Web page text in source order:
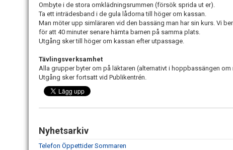
Ombyte i de stora omklädningsrummen (försök sprida ut er).
Ta ett inträdesband i de gula lådorna till höger om kassan.
Man möter upp simläraren vid den bassäng man har sin kurs. Vi
för att 40 minuter senare hämta barnen på samma plats.
Utgång sker till höger om kassan efter utpassage.
Tävlingsverksamhet
Alla grupper byter om på läktaren (alternativt i hoppbassängen om
Utgång sker fortsatt vid Publikentrén.
Nyhetsarkiv
Telefon Öppettider Sommaren